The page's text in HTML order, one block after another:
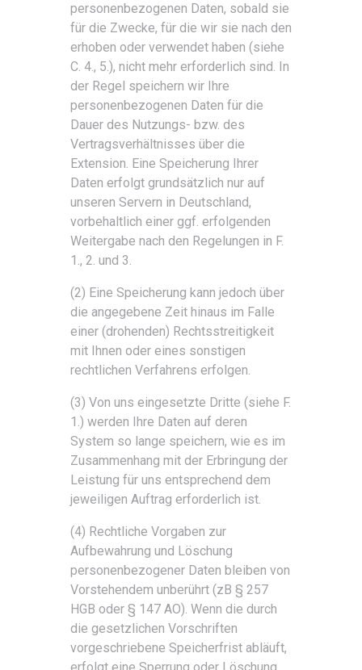
personenbezogenen Daten, sobald sie
für die Zwecke, für die wir sie nach den
erhoben oder verwendet haben (siehe
C. 4., 5.), nicht mehr erforderlich sind. In
der Regel speichern wir Ihre
personenbezogenen Daten für die
Dauer des Nutzungs- bzw. des
Vertragsverhältnisses über die
Extension. Eine Speicherung Ihrer
Daten erfolgt grundsätzlich nur auf
unseren Servern in Deutschland,
vorbehaltlich einer ggf. erfolgenden
Weitergabe nach den Regelungen in F.
1., 2. und 3.
(2) Eine Speicherung kann jedoch über
die angegebene Zeit hinaus im Falle
einer (drohenden) Rechtsstreitigkeit
mit Ihnen oder eines sonstigen
rechtlichen Verfahrens erfolgen.
(3) Von uns eingesetzte Dritte (siehe F.
1.) werden Ihre Daten auf deren
System so lange speichern, wie es im
Zusammenhang mit der Erbringung der
Leistung für uns entsprechend dem
jeweiligen Auftrag erforderlich ist.
(4) Rechtliche Vorgaben zur
Aufbewahrung und Löschung
personenbezogener Daten bleiben von
Vorstehendem unberührt (zB § 257
HGB oder § 147 AO). Wenn die durch
die gesetzlichen Vorschriften
vorgeschriebene Speicherfrist abläuft,